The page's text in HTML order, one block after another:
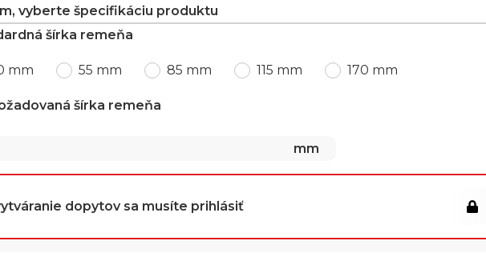
vyberte špecifikáciu produktu
šírka remeňa
mm 55 mm 85 mm 115 mm 170 mm
šírka remeňa
mm
dopytov sa musíte prihlásiť